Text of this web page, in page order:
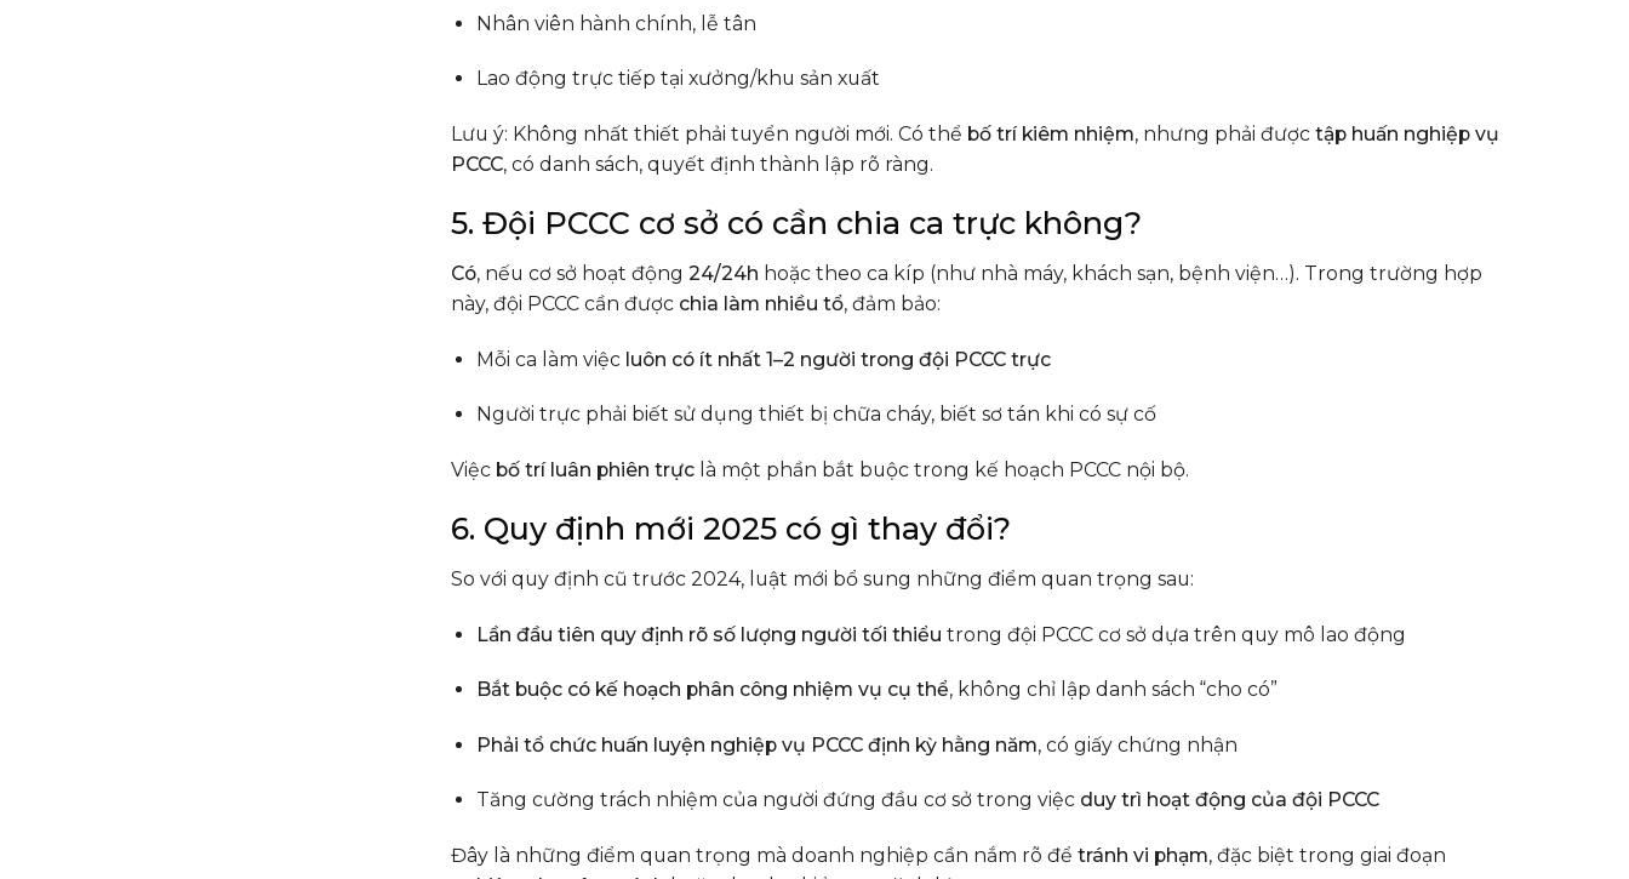
Nhân viên hành chính, lễ tân
Lao động trực tiếp tại xưởng/khu sản xuất
Lưu ý: Không nhất thiết phải tuyển người mới. Có thể bố trí kiêm nhiệm, nhưng phải được tập huấn nghiệp vụ
PCCC, có danh sách, quyết định thành lập rõ ràng.
5. Đội PCCC cơ sở có cần chia ca trực không?
Có, nếu cơ sở hoạt động 24/24h hoặc theo ca kíp (như nhà máy, khách sạn, bệnh viện…). Trong trường hợp
này, đội PCCC cần được chia làm nhiều tổ, đảm bảo:
Mỗi ca làm việc luôn có ít nhất 1–2 người trong đội PCCC trực
Người trực phải biết sử dụng thiết bị chữa cháy, biết sơ tán khi có sự cố
Việc bố trí luân phiên trực là một phần bắt buộc trong kế hoạch PCCC nội bộ.
6. Quy định mới 2025 có gì thay đổi?
So với quy định cũ trước 2024, luật mới bổ sung những điểm quan trọng sau:
Lần đầu tiên quy định rõ số lượng người tối thiểu trong đội PCCC cơ sở dựa trên quy mô lao động
Bắt buộc có kế hoạch phân công nhiệm vụ cụ thể, không chỉ lập danh sách “cho có”
Phải tổ chức huấn luyện nghiệp vụ PCCC định kỳ hằng năm, có giấy chứng nhận
Tăng cường trách nhiệm của người đứng đầu cơ sở trong việc duy trì hoạt động của đội PCCC
Đây là những điểm quan trọng mà doanh nghiệp cần nắm rõ để tránh vi phạm, đặc biệt trong giai đoạn